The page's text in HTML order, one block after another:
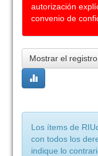
autorización
convenio de
Mostrar el
Los ítems de
con todos los
indique lo